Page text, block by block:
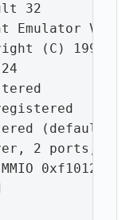
32
Emulator
(C) 1996
(default)
2 ports,